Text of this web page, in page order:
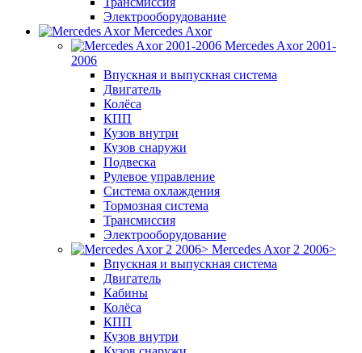
Электрооборудование
Mercedes Axor
Mercedes Axor 2001-
2006
Впускная и выпускная система
Двигатель
Колёса
КПП
Кузов внутри
Кузов снаружи
Подвеска
Рулевое управление
Система охлаждения
Тормозная система
Трансмиссия
Электрооборудование
Mercedes Axor 2 2006>
Впускная и выпускная система
Двигатель
Кабины
Колёса
КПП
Кузов внутри